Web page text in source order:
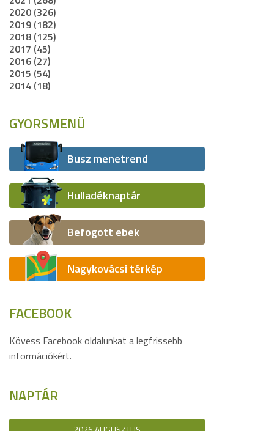
2020 (326)
2019 (182)
2018 (125)
2017 (45)
2016 (27)
2015 (54)
2014 (18)
GYORSMENÜ
Busz menetrend
Hulladéknaptár
Befogott ebek
Nagykovácsi térkép
FACEBOOK
Kövess Facebook oldalunkat a legfrissebb
információkért.
NAPTÁR